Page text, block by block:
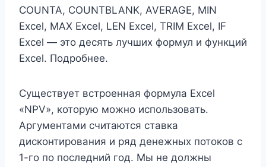
COUNTA, COUNTBLANK, AVERAGE, MIN
Excel, MAX Excel, LEN Excel, TRIM Excel, IF
Excel — это десять лучших формул и функций
Excel. Подробнее.
Существует встроенная формула Excel
«NPV», которую можно использовать.
Аргументами считаются ставка
дисконтирования и ряд денежных потоков с
1-го по последний год. Мы не должны